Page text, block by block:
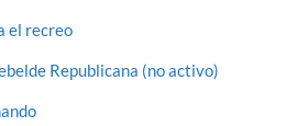
el recreo
Republicana (no activo)